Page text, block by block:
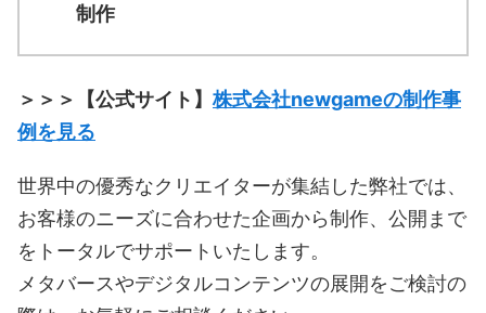
制作
＞＞＞【公式サイト】株式会社newgameの制作事
例を見る
世界中の優秀なクリエイターが集結した弊社では、
お客様のニーズに合わせた企画から制作、公開まで
をトータルでサポートいたします。
メタバースやデジタルコンテンツの展開をご検討の